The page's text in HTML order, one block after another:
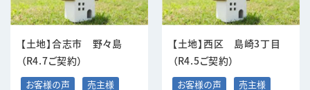
【土地】合志市 野々島
（R4.7ご契約）
お客様の声 売主様
【土地】西区 島崎3丁目
（R4.5ご契約）
お客様の声 売主様